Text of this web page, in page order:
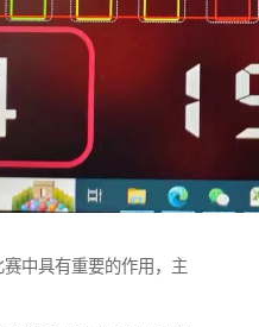
中具有重要的作用，主